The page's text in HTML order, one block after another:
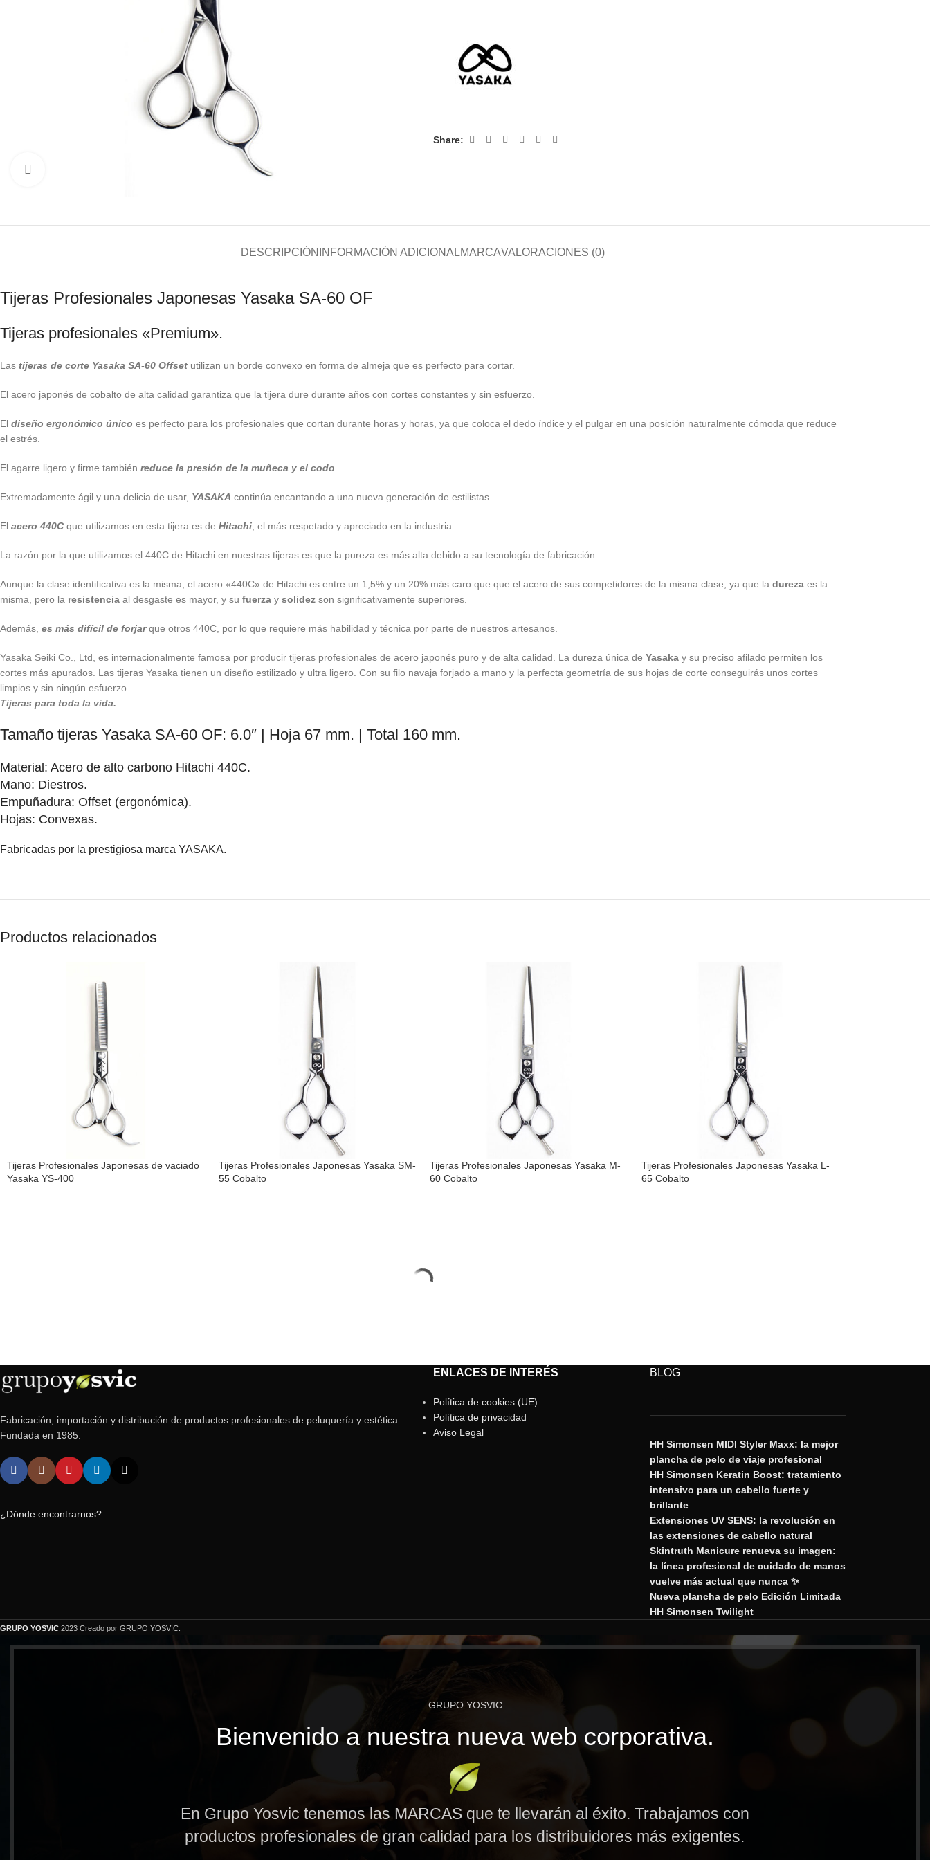
Share:
DESCRIPCIÓN INFORMACIÓN ADICIONALMARCAVALORACIONES (0)
Tijeras Profesionales Japonesas Yasaka SA-60 OF
Tijeras profesionales «Premium».
Las tijeras de corte Yasaka SA-60 Offset utilizan un borde convexo en forma de almeja que es perfecto para cortar.
El acero japonés de cobalto de alta calidad garantiza que la tijera dure durante años con cortes constantes y sin esfuerzo.
El diseño ergonómico único es perfecto para los profesionales que cortan durante horas y horas, ya que coloca el dedo índice y el pulgar en una posición naturalmente cómoda que reduce
el estrés.
El agarre ligero y firme también reduce la presión de la muñeca y el codo
Extremadamente ágil y una delicia de usar, YASAKA continúa encantando a una nueva generación de estilistas.
El acero 440C que utilizamos en esta tijera es de Hitachi , el más respetado y apreciado en la industria.
La razón por la que utilizamos el 440C de Hitachi en nuestras tijeras es que la pureza es más alta debido a su tecnología de fabricación.
Aunque la clase identificativa es la misma, el acero «440C» de Hitachi es entre un 1,5% y un 20% más caro que que el acero de sus competidores de la misma clase, ya que la dureza es la
misma, pero la resistencia al desgaste es mayor, y su fuerza y solidez son significativamente superiores.
Además, es más difícil de forjarque otros 440C, por lo que requiere más habilidad y técnica por parte de nuestros artesanos.
Yasaka Seiki Co., Ltd, es internacionalmente famosa por producir tijeras profesionales de acero japonés puro y de alta calidad. La dureza única de Yasaka y su preciso afilado permiten los
cortes más apurados. Las tijeras Yasaka tienen un diseño estilizado y ultra ligero. Con su filo navaja forjado a mano y la perfecta geometría de sus hojas de corte conseguirás unos cortes
limpios y sin ningún esfuerzo.
Tijeras para toda la vida.
Tamaño tijeras Yasaka SA-60 OF: 6.0″ | Hoja 67 mm. | Total 160 mm.
Material: Acero de alto carbono Hitachi 440C.
Mano: Diestros.
Empuñadura: Offset (ergonómica).
Hojas: Convexas.
Fabricadas por la prestigiosa marca YASAKA.
Productos relacionados
Tijeras Profesionales Japonesas de vaciado
Yasaka YS-400
Tijeras Profesionales Japonesas Yasaka SM-
55 Cobalto
Tijeras Profesionales Japonesas Yasaka M-
60 Cobalto
Tijeras Profesionales Japonesas Yasaka L-
65 Cobalto
Fabricación, importación y distribución de productos profesionales de peluquería y estética.
Fundada en 1985.
¿Dónde encontrarnos?
ENLACES DE INTERÉS
Política de cookies (UE)
Política de privacidad
Aviso Legal
BLOG
HH Simonsen MIDI Styler Maxx: la mejor
plancha de pelo de viaje profesional
HH Simonsen Keratin Boost: tratamiento
intensivo para un cabello fuerte y
brillante
Extensiones UV SENS: la revolución en
las extensiones de cabello natural
Skintruth Manicure renueva su imagen:
la línea profesional de cuidado de manos
vuelve más actual que nunca ✨
Nueva plancha de pelo Edición Limitada
HH Simonsen Twilight
GRUPO YOSVIC 2023 Creado por GRUPO YOSVIC.
GRUPO YOSVIC
Bienvenido a nuestra nueva web corporativa.
En Grupo Yosvic tenemos las MARCAS que te llevarán al éxito. Trabajamos con
productos profesionales de gran calidad para los distribuidores más exigentes.